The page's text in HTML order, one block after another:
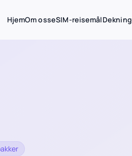
HjemOm osseSIM-reisemålDekning